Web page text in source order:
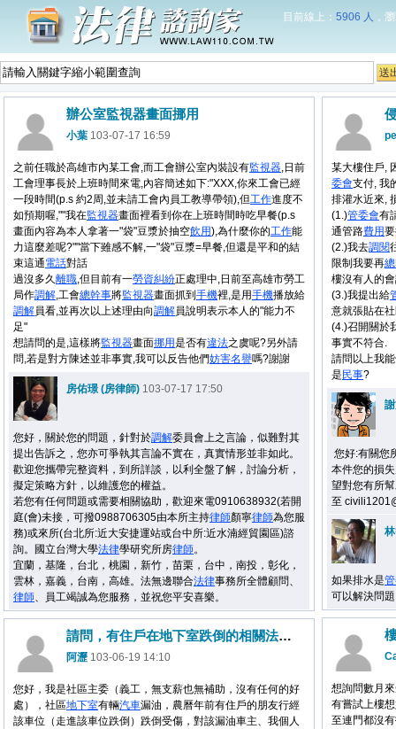
目前線上： 5906 人 ，
辦公室監視器畫面挪用
小葉 103-07-17 16:59
之前任職於高雄市內某工會,而工會辦公室內裝設有監視器,日前
工會理事長於上班時間來電,內容簡述如下:"XXX,你來工會已經
一段時間(p.s 約2周,並未請工會內員工教導帶領),但工作進度不
如預期喔,""我在監視器畫面裡看到你在上班時間時吃早餐(p.s
畫面內容為本人拿著一"袋"豆漿於抽空飲用),為什麼你的工作能
力這麼差呢?""當下雖感不解,一"袋"豆漿=早餐,但還是平和的結
束這通電話對話
過沒多久離職,但目前有一勞資糾紛正處理中,日前至高雄市勞工
局作調解,工會總幹事將監視器畫面抓到 手機裡,是用手機播放給
調解員看,並再次以上述理由向調解員說明表示本人的"能力不
足"
想請問的是,這樣將監視器畫面挪用是否有違法之虞呢?另外請
問,若是對方陳述並非事實,我可以反告他們妨害名譽嗎?謝謝
房佑璟 (房律師) 103-07-17 17:50
您好，關於您的問題，針對於調解委員會上之言論，似難對其
提出告訴之，您亦可爭執其言論不實在，真實情形並非如此。
歡迎您攜帶完整資料，到所詳談，以利全盤了解，討論分析，
擬定策略方針，以維護您的權益。
若您有任何問題或需要相關協助，歡迎來電0910638932(若開
庭(會)未接，可撥0988706305由本所主持律師顏寧律師為您服
務)或來所(台北所:近大安捷運站或台中所:近水湳經貿園區)諮
詢。國立台灣大學法律學研究所房律師。
宜蘭，基隆，台北，桃園，新竹，苗栗，台中，南投，彰化，
雲林，嘉義，台南，高雄。法無邊聯合法律事務所全體顧問、
律師、員工竭誠為您服務，並祝您平安喜樂。
某大樓住戶,
委會支付, 我
排灌水近來,
(1.)管委會有
通管路費用
(2.)我去調閱
限制我要再
樓沒有人的
(3.)我提出給
意就張貼在
(4.)召開關於
事實不符合.
請問以上我
是 民事?
您好:有關您
本件您的損
望對您有所
至
如果排水是
可以解決問題
想詢問數月
有嘗試上樓
至連門都沒
請問，有住戶在地下室跌倒的相關法律問題。
阿瀝 103-06-19 14:10
您好，我是社區主委（義工，無支薪也無補助，沒有任何的好
處），社區地下室有輛汽車漏油，農曆年前有住戶的朋友行經
該車位（走進該車位跌倒）跌倒受傷，對該漏油車主、我個人